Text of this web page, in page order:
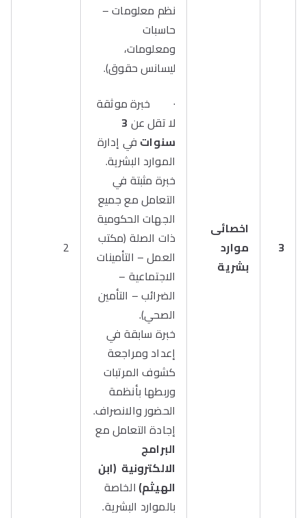
3
اخصائى
موارد
بشرية
نظم معلومات –
حاسبات
ومعلومات،
ليسانس حقوق).
· خبرة موثقة
لا تقل عن 3
سنوات في إدارة
الموارد البشرية.
خبرة مثبتة في
التعامل مع جميع
الجهات الحكومية
ذات الصلة (مكتب
العمل – التأمينات
الاجتماعية –
الضرائب – التأمين
الصحي).
خبرة سابقة في
إعداد ومراجعة
كشوف المرتبات
وربطها بأنظمة
الحضور والانصراف.
إجادة التعامل مع
البرامج
الالكترونية (ابن
الهيثم) الخاصة
بالموارد البشرية.
2